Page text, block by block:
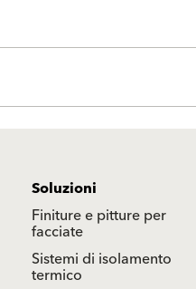
Soluzioni
Finiture e pitture per
facciate
Sistemi di isolamento
termico